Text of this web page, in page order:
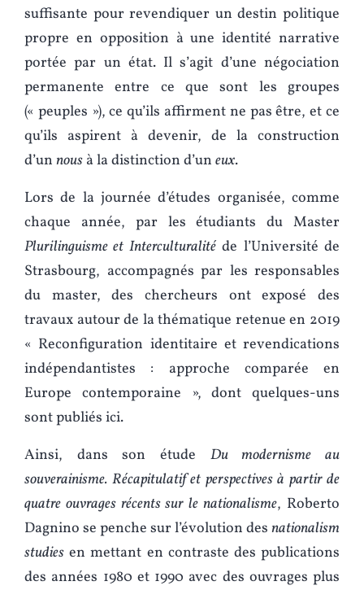
suffisante pour revendiquer un destin politique
propre en opposition à une identité narrative
portée par un état. Il s’agit d’une négociation
permanente entre ce que sont les groupes
(« peuples »), ce qu’ils affirment ne pas être, et ce
qu’ils aspirent à devenir, de la construction
d’un nous à la distinction d’un eux.
Lors de la journée d’études organisée, comme
chaque année, par les étudiants du Master
Plurilinguisme et Interculturalitéde l’Université de
Strasbourg, accompagnés par les responsables
du master, des chercheurs ont exposé des
travaux autour de la thématique retenue en 2019
« Reconfiguration identitaire et revendications
indépendantistes : approche comparée en
Europe contemporaine », dont quelques-uns
sont publiés ici.
Ainsi, dans son étude Du modernisme au
souverainisme. Récapitulatif et perspectives à partir de
quatre ouvrages récents sur le nationalisme, Roberto
Dagnino se penche sur l’évolution des nationalism
studies en mettant en contraste des publications
des années 1980 et 1990 avec des ouvrages plus